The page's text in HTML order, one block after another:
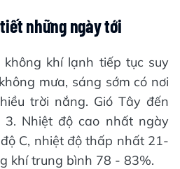
những ngày tới
khí lạnh tiếp tục suy
mưa, sáng sớm có nơi
trời nắng. Gió Tây đến
Nhiệt độ cao nhất ngày
C, nhiệt độ thấp nhất 21-
khí trung bình 78 - 83%.